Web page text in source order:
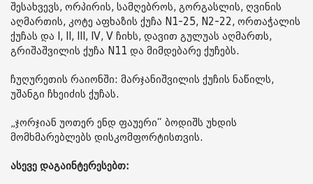
შესახვევს, ორპირის, სამღებროს, გორგასლის, ღვინის
აღმართის, კოტე აფხაზის ქუჩა N1-25, N2-22, ორთაჭალის
ქუჩას და I, II, III, IV, V ჩიხს, დავით გულუას აღმართს,
გრიშაშვილის ქუჩა N11 და მიმდებარე ქუჩებს.
ჩუღურეთის რაიონში: მარჯანიშვილის ქუჩის ნაწილს,
უშანგი ჩხეიძის ქუჩას.
„ჯორჯიან უოთერ ენდ ფაუერი“ ბოდიშს უხდის
მომხმარებლებს დისკომფორტისთვის.
ასევე დაგაინტერესებთ: